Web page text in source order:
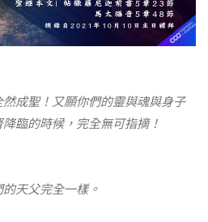
成聖！又願你們的靈與魂與身子
臨的時候，完全無可指摘！
天父完全一樣。